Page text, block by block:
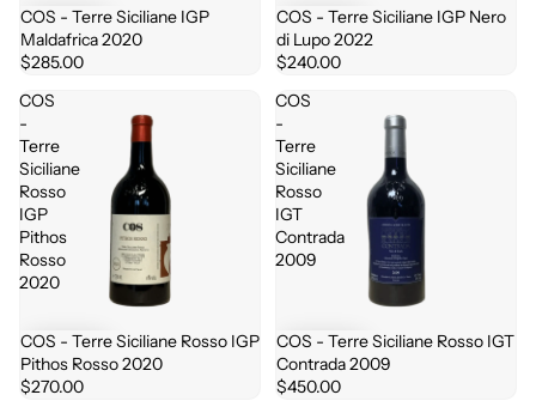
COS - Terre Siciliane IGP
Maldafrica 2020
$285.00
COS - Terre Siciliane IGP Nero
di Lupo 2022
$240.00
COS
-
Terre
Siciliane
Rosso
IGP
Pithos
Rosso
2020
COS - Terre Siciliane Rosso IGP
Pithos Rosso 2020
$270.00
COS
-
Terre
Siciliane
Rosso
IGT
Contrada
2009
COS - Terre Siciliane Rosso IGT
Contrada 2009
$450.00